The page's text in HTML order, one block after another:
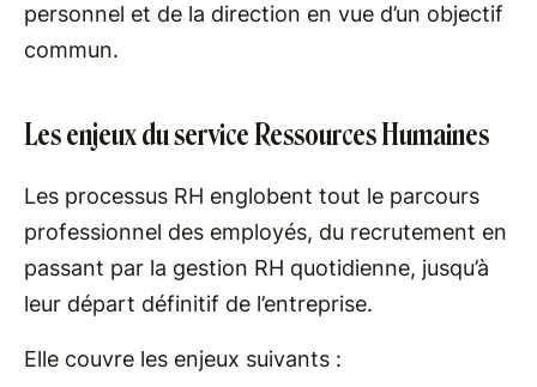
personnel et de la direction en vue d’un objectif
commun.
Les enjeux du service Ressources Humaines
Les processus RH englobent tout le parcours
professionnel des employés, du recrutement en
passant par la gestion RH quotidienne, jusqu’à
leur départ définitif de l’entreprise.
Elle couvre les enjeux suivants :